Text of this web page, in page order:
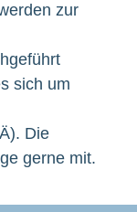
zur
sich um
Die
gerne mit.